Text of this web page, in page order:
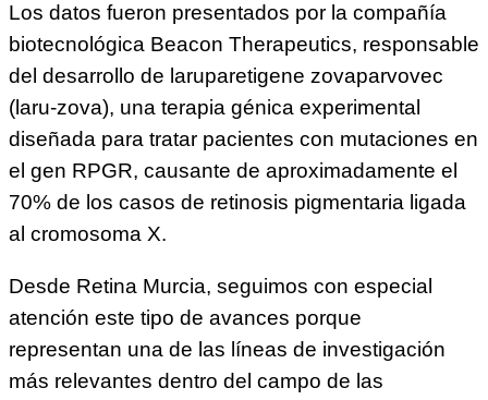
Los datos fueron presentados por la compañía
biotecnológica Beacon Therapeutics, responsable
del desarrollo de laruparetigene zovaparvovec
(laru-zova), una terapia génica experimental
diseñada para tratar pacientes con mutaciones en
el gen RPGR, causante de aproximadamente el
70% de los casos de retinosis pigmentaria ligada
al cromosoma X.
Desde Retina Murcia, seguimos con especial
atención este tipo de avances porque
representan una de las líneas de investigación
más relevantes dentro del campo de las